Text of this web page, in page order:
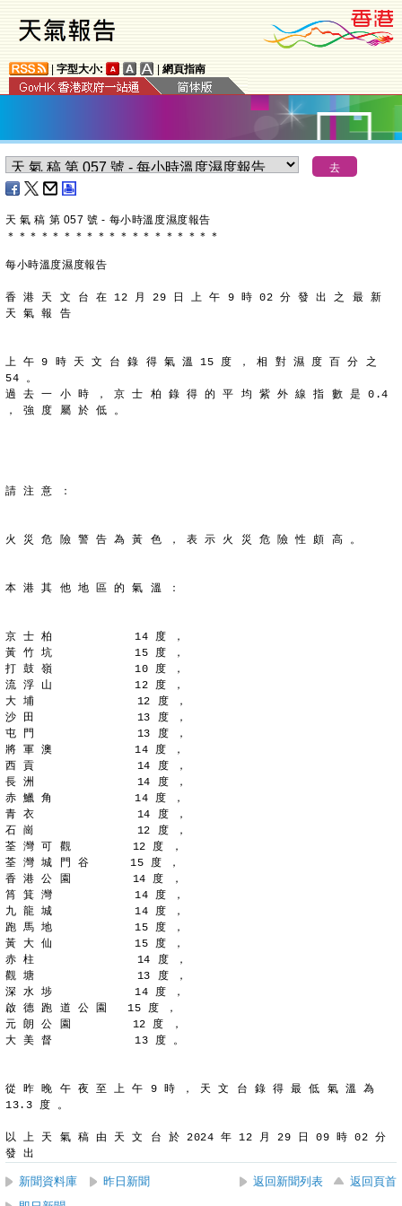
字型大小: 網頁指南
天 氣 稿 第 057 號 - 每小時溫度濕度報告
＊ ＊ ＊ ＊ ＊ ＊ ＊ ＊ ＊ ＊ ＊ ＊ ＊ ＊ ＊ ＊ ＊ ＊ ＊
每小時溫度濕度報告
香 港 天 文 台 在 12 月 29 日 上 午 9 時 02 分 發 出 之 最 新
天 氣 報 告
上 午 9 時 天 文 台 錄 得 氣 溫 15 度 ， 相 對 濕 度 百 分 之
54 。
過 去 一 小 時 ， 京 士 柏 錄 得 的 平 均 紫 外 線 指 數 是 0.4
， 強 度 屬 於 低 。
請 注 意 ：
火 災 危 險 警 告 為 黃 色 ， 表 示 火 災 危 險 性 頗 高 。
本 港 其 他 地 區 的 氣 溫 ：
京 士 柏            14 度 ，
黃 竹 坑            15 度 ，
打 鼓 嶺            10 度 ，
流 浮 山            12 度 ，
大 埔               12 度 ，
沙 田               13 度 ，
屯 門               13 度 ，
將 軍 澳            14 度 ，
西 貢               14 度 ，
長 洲               14 度 ，
赤 鱲 角            14 度 ，
青 衣               14 度 ，
石 崗               12 度 ，
荃 灣 可 觀         12 度 ，
荃 灣 城 門 谷      15 度 ，
香 港 公 園         14 度 ，
筲 箕 灣            14 度 ，
九 龍 城            14 度 ，
跑 馬 地            15 度 ，
黃 大 仙            15 度 ，
赤 柱               14 度 ，
觀 塘               13 度 ，
深 水 埗            14 度 ，
啟 德 跑 道 公 園   15 度 ，
元 朗 公 園         12 度 ，
大 美 督            13 度 。
從 昨 晚 午 夜 至 上 午 9 時 ， 天 文 台 錄 得 最 低 氣 溫 為
13.3 度 。
以 上 天 氣 稿 由 天 文 台 於 2024 年 12 月 29 日 09 時 02 分
發 出
新聞資料庫 昨日新聞 返回新聞列表
返回頁首